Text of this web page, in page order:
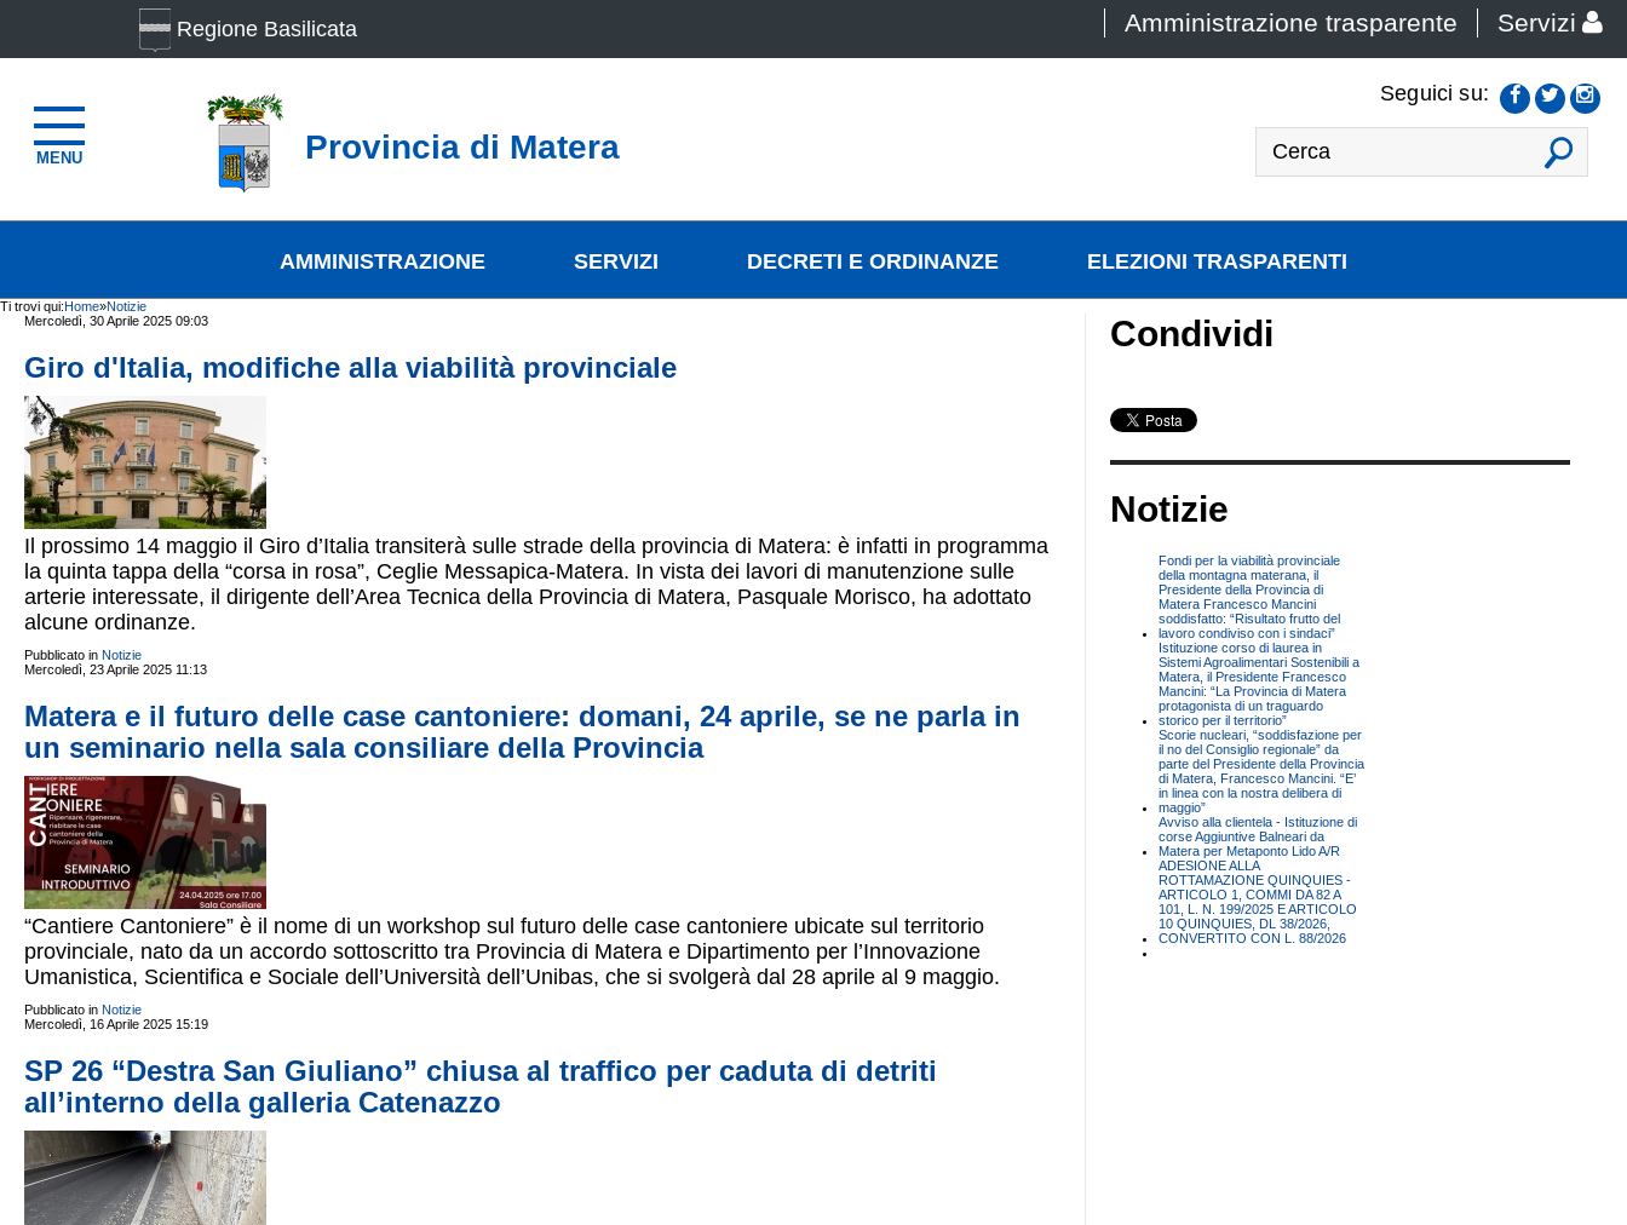
MENU
Regione Basilicata Amministrazione trasparente Servizi
Provincia di Matera VAI
Seguici su:
AMMINISTRAZIONE SERVIZI DECRETI E ORDINANZE ELEZIONI TRASPARENTI
Ti trovi qui:Home»Notizie
Mercoledì, 30 Aprile 2025 09:03
Giro d'Italia, modifiche alla viabilità provinciale
Il prossimo 14 maggio il Giro d’Italia transiterà sulle strade della provincia di Matera: è infatti in programma
la quinta tappa della “corsa in rosa”, Ceglie Messapica-Matera. In vista dei lavori di manutenzione sulle
arterie interessate, il dirigente dell’Area Tecnica della Provincia di Matera, Pasquale Morisco, ha adottato
alcune ordinanze.
Pubblicato in Notizie
Mercoledì, 23 Aprile 2025 11:13
Matera e il futuro delle case cantoniere: domani, 24 aprile, se ne parla in
un seminario nella sala consiliare della Provincia
“Cantiere Cantoniere” è il nome di un workshop sul futuro delle case cantoniere ubicate sul territorio
provinciale, nato da un accordo sottoscritto tra Provincia di Matera e Dipartimento per l’Innovazione
Umanistica, Scientifica e Sociale dell’Università dell’Unibas, che si svolgerà dal 28 aprile al 9 maggio.
Pubblicato in Notizie
Mercoledì, 16 Aprile 2025 15:19
SP 26 “Destra San Giuliano” chiusa al traffico per caduta di detriti
all’interno della galleria Catenazzo
Condividi
Notizie
Fondi per la viabilità provinciale
della montagna materana, il
Presidente della Provincia di
Matera Francesco Mancini
soddisfatto: “Risultato frutto del
lavoro condiviso con i sindaci”
Istituzione corso di laurea in
Sistemi Agroalimentari Sostenibili a
Matera, il Presidente Francesco
Mancini: “La Provincia di Matera
protagonista di un traguardo
storico per il territorio”
Scorie nucleari, “soddisfazione per
il no del Consiglio regionale” da
parte del Presidente della Provincia
di Matera, Francesco Mancini. “E’
in linea con la nostra delibera di
maggio”
Avviso alla clientela - Istituzione di
corse Aggiuntive Balneari da
Matera per Metaponto Lido A/R
ADESIONE ALLA
ROTTAMAZIONE QUINQUIES -
ARTICOLO 1, COMMI DA 82 A
101, L. N. 199/2025 E ARTICOLO
10 QUINQUIES, DL 38/2026,
CONVERTITO CON L. 88/2026